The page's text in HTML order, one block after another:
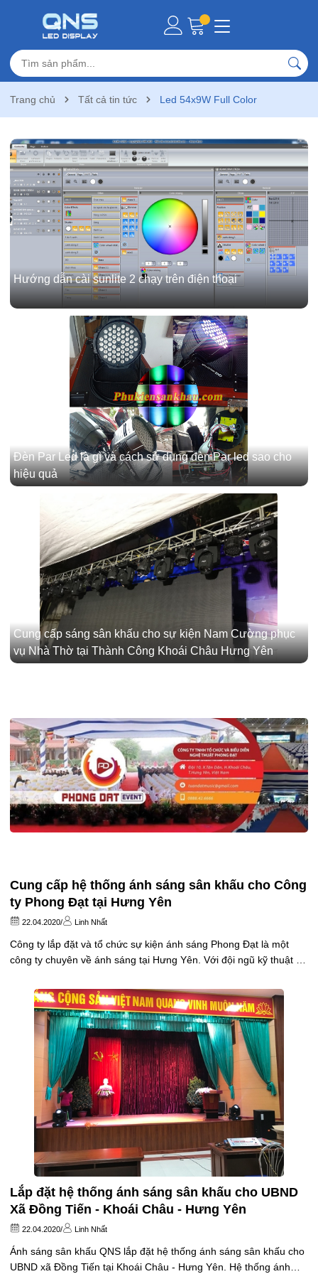
Trang chủ Tất cả tin tức Led 54x9W Full Color
Hướng dẫn cài sunlite 2 chạy trên điện thoại
Đèn Par Led là gì và cách sử dụng đèn Par led sao cho
hiệu quả
Cung cấp sáng sân khấu cho sự kiện Nam Cường phục
vụ Nhà Thờ tại Thành Công Khoái Châu Hưng Yên
Cung cấp hệ thống ánh sáng sân khấu cho Công
ty Phong Đạt tại Hưng Yên
22.04.2020/ Linh Nhất
Công ty lắp đặt và tổ chức sự kiện ánh sáng Phong Đạt là một
công ty chuyên về ánh sáng tại Hưng Yên. Với đội ngũ kỹ thuật rất
sáng của phukiensankhau. Với 12 cây Beam 350W...
Lắp đặt hệ thống ánh sáng sân khấu cho UBND
Xã Đồng Tiến - Khoái Châu - Hưng Yên
22.04.2020/ Linh Nhất
Ánh sáng sân khấu QNS lắp đặt hệ thống ánh sáng sân khấu cho
UBND xã Đồng Tiến tại Khoái Châu - Hưng Yên. Hệ thống ánh